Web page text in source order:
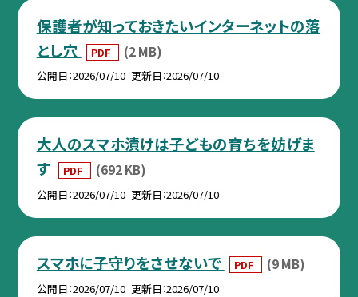
保護者が知っておきたいインターネットの落
とし穴
PDF (2 MB)
公開日 2026/07/10 更新日 2026/07/10
大人のスマホ漬けは子どもの育ちを妨げま
す
PDF (692 KB)
公開日 2026/07/10 更新日 2026/07/10
スマホに子守りをさせないで PDF (9 MB)
公開日 2026/07/10 更新日 2026/07/10